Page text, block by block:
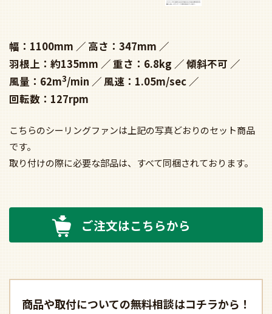
幅：1100mm
高さ：347mm
羽根上：約135mm
重さ：6.8kg
傾斜不可
風量：62m3/min
風速：1.05m/sec
回転数：127rpm
こちらのシーリングファンは上記の写真どおりのセット商品
です。
取り付けの際に必要な部品は、すべて同梱されております。
ご注文はこちらから
商品や取付についての無料相談はコチラから！